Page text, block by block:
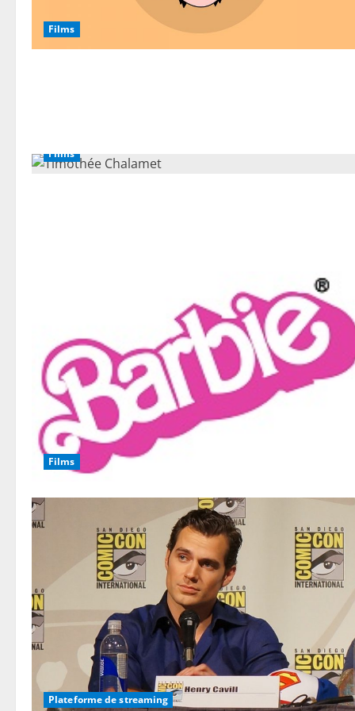
Films
Films
Films
Plateforme de streaming